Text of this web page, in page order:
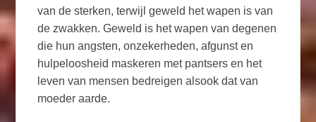
van de sterken, terwijl geweld het wapen is van
de zwakken. Geweld is het wapen van degenen
die hun angsten, onzekerheden, afgunst en
hulpeloosheid maskeren met pantsers en het
leven van mensen bedreigen alsook dat van
moeder aarde.